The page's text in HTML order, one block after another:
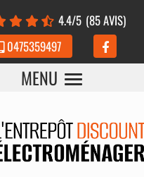
4.4/5 (85 AVIS)
0475359497
MENU